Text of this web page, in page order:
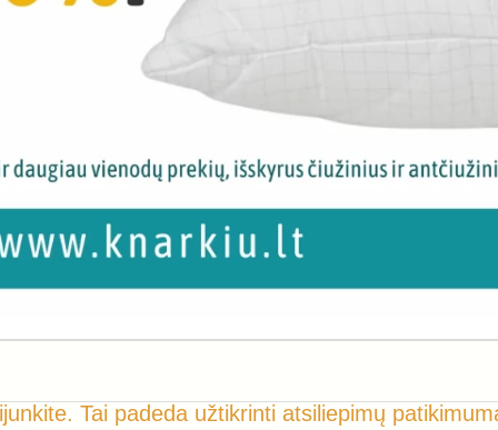
Tai padeda užtikrinti atsiliepimų